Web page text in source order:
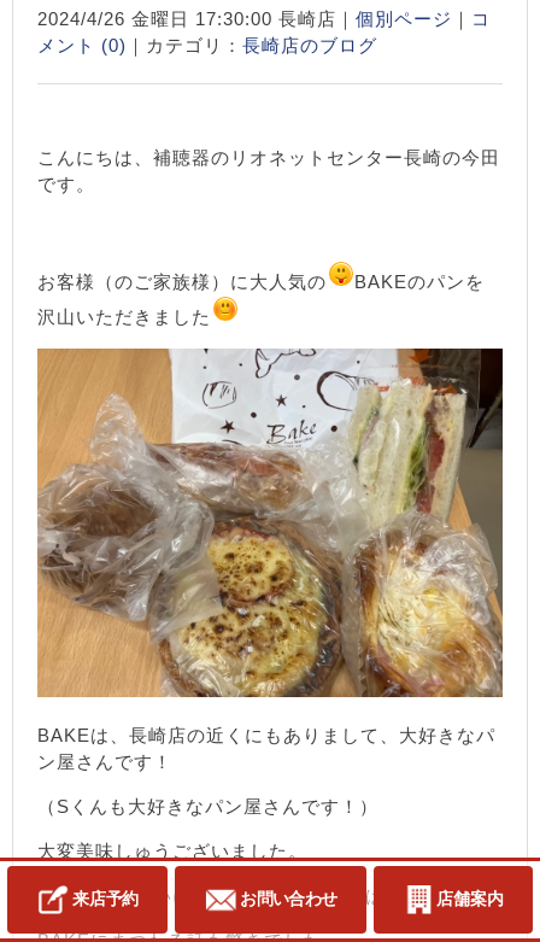
来店予約 お問い合わせ 店舗案内
2024/4/26 金曜日 17:30:00 長崎店｜ 個別ページ ｜ コ
メント (0) ｜カテゴリ： 長崎店のブログ
こんにちは、補聴器のリオネットセンター長崎の今田
です。
お客様（のご家族様）に大人気の
BAKEのパンを
沢山いただきました
BAKEは、長崎店の近くにもありまして、大好きなパ
ン屋さんです！
（Sくんも大好きなパン屋さんです！）
大変美味しゅうございました。
優しいお心遣いに感謝の気持ちでいっぱいです。